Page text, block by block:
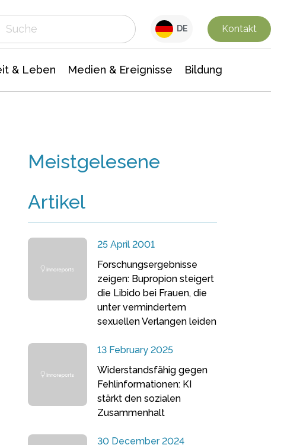
DE Kontakt
& Leben Medien & Ereignisse Bildung
Meistgelesene
Artikel
25 April 2001
Forschungsergebnisse
zeigen: Bupropion steigert
die Libido bei Frauen, die
unter vermindertem
sexuellen Verlangen leiden
13 February 2025
Widerstandsfähig gegen
Fehlinformationen: KI
stärkt den sozialen
Zusammenhalt
30 December 2024